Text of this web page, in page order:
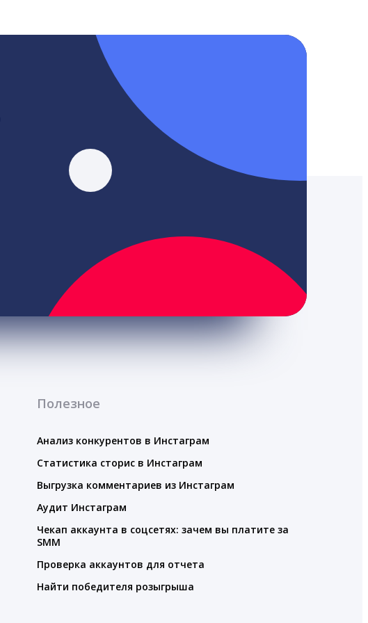
Полезное
Анализ конкурентов в Инстаграм
Статистика сторис в Инстаграм
Выгрузка комментариев из Инстаграм
Аудит Инстаграм
Чекап аккаунта в соцсетях: зачем вы платите за
SMM
Проверка аккаунтов для отчета
Найти победителя розыгрыша